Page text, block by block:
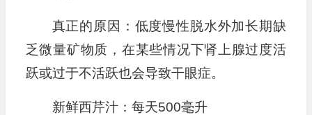
真正的原因：低度慢性脱水外加长期缺
乏微量矿物质，在某些情况下肾上腺过度活
跃或过于不活跃也会导致干眼症。
新鲜西芹汁：每天500毫升